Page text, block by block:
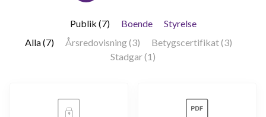
Publik (7) Boende
Styrelse
Alla (7)
Årsredovisning (3)
Betygscertifikat (3)
Stadgar (1)